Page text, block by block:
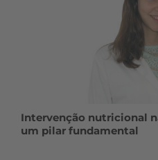
Intervenção nutricional
um pilar fundamental